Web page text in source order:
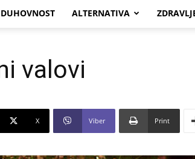
DUHOVNOST ALTERNATIVA
valovi
X Viber Print